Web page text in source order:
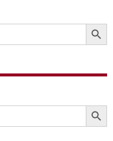
SEARCH
SEARCH